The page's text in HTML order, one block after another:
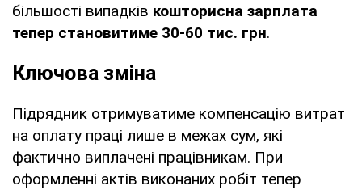
більшості випадків кошторисна зарплата
тепер становитиме 30-60 тис. грн.
Ключова зміна
Підрядник отримуватиме компенсацію витрат
на оплату праці лише в межах сум, які
фактично виплачені працівникам. При
оформленні актів виконаних робіт тепер